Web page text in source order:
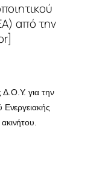
από την
Δ.Ο.Υ. για την